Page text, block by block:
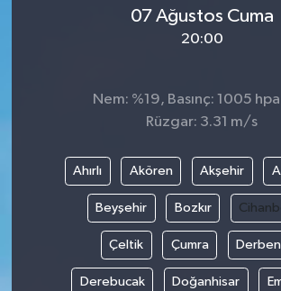
07 Ağustos Cuma
20:00
Nem: %19, Basınç: 1005
Rüzgar: 3.31 m/s
Ahırlı Akören Akşehir
Beyşehir Bozkır
Çeltik Çumra
Derebucak Doğanhisar